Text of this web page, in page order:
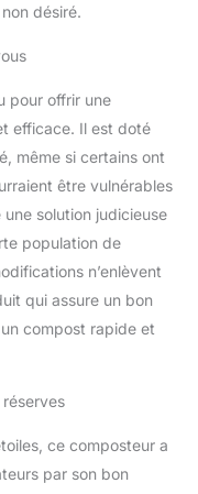
désiré.
pour offrir une
efficace. Il est doté
même si certains ont
être vulnérables
solution judicieuse
population de
n’enlèvent
qui assure un bon
compost rapide et
ce composteur a
par son bon